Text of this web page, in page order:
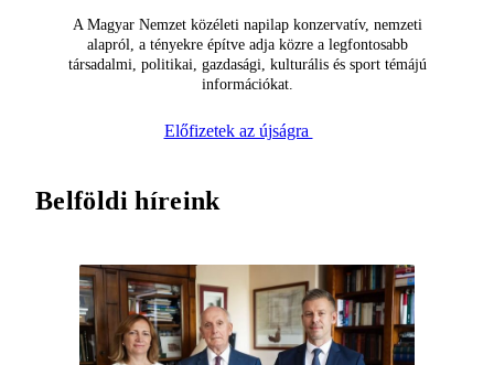
A Magyar Nemzet közéleti napilap konzervatív, nemzeti
alapról, a tényekre építve adja közre a legfontosabb
társadalmi, politikai, gazdasági, kulturális és sport témájú
információkat.
Előfizetek az újságra
Belföldi híreink